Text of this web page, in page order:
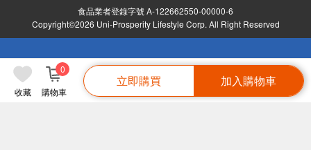
收藏 購物車
0
立即購買 加入購物車
食品業者登錄字號 A-122662550-00000-6
Copyright©2026 Uni-Prosperity Lifestyle Corp. All Right Reserved